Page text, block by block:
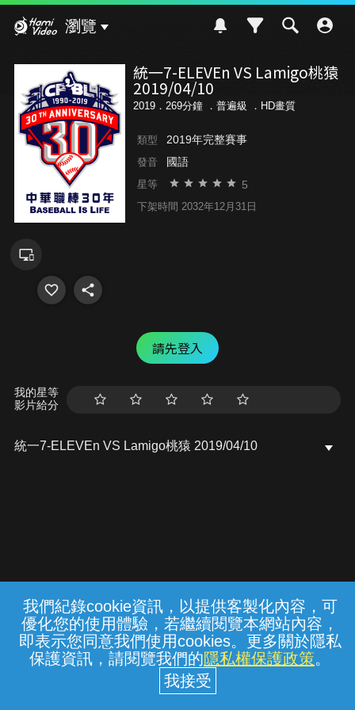
我們紀錄cookie資訊，以提供客製化內容，可
優化您的使用體驗，若繼續閱覽本網站內容，
即表示您同意我們使用cookies。更多關於隱私
保護資訊，請閱覽我們的隱私權保護政策。
瀏覽
統一7-ELEVEn VS Lamigo桃猿
2019/04/10
2019．269分鐘 ． 普遍級 ．HD畫質
類型 2019年完整賽事
發音 國語
星等 5
下架時間 2032年12月31日
請先登入
我的星等
影片給分
統一7-ELEVEn VS Lamigo桃猿 2019/04/10
常見問題 線上客服 服務條款 隱私權保護
中華電信股份有限公司個人家庭分公司
(統一編號：96979949) © 2026
{{notifyMsg}}